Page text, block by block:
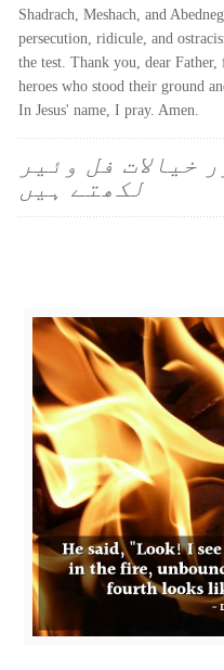
Shadrach, Meshach, and
persecution, ridicule, and
the test. Thank you, dear
heroes who stood their ground
In Jesus' name, I pray. Amen.
خیالات فل وئیر
لکھتے ہیں